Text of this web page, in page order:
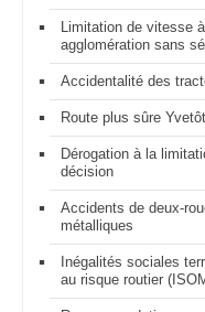
Limitation de vitesse
agglomération sans
Accidentalité des
Route plus sûre
Dérogation à la
décision
Accidents de deux-
métalliques
Inégalités sociales
au risque routier